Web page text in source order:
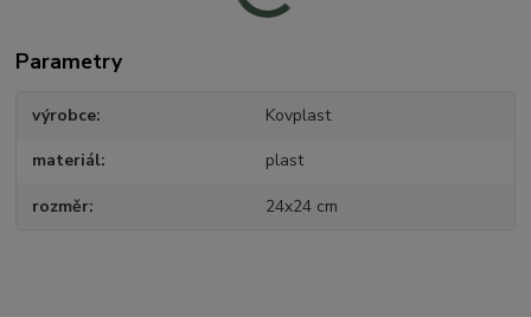
Parametry
výrobce Kovplast
materiál plast
rozměr 24x24 cm